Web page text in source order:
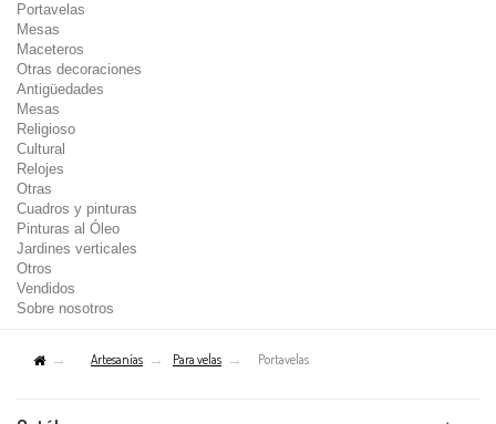
Portavelas
Mesas
Maceteros
Otras decoraciones
Antigüedades
Mesas
Religioso
Cultural
Relojes
Otras
Cuadros y pinturas
Pinturas al Óleo
Jardines verticales
Otros
Vendidos
Sobre nosotros
Artesanías Para velas Portavelas